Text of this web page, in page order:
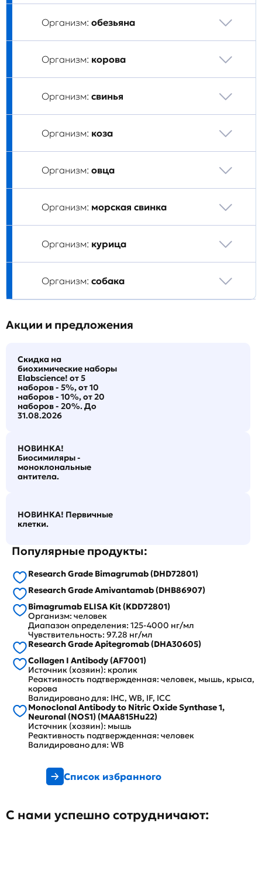
Организм: обезьяна
Организм: корова
Организм: свинья
Организм: коза
Организм: овца
Организм: морская свинка
Организм: курица
Организм: собака
Акции и предложения
Скидка на
биохимические наборы
Elabscience! от 5
наборов - 5%, от 10
наборов - 10%, от 20
наборов - 20%. До
31.08.2026
НОВИНКА!
Биосимиляры -
моноклональные
антитела.
НОВИНКА! Первичные
клетки.
Популярные продукты:
Research Grade Bimagrumab (DHD72801)
Research Grade Amivantamab (DHB86907)
Bimagrumab ELISA Kit (KDD72801)
Организм: человек
Диапазон определения: 125-4000 нг/мл
Чувствительность: 97.28 нг/мл
Research Grade Apitegromab (DHA30605)
Collagen I Antibody (AF7001)
Источник (хозяин): кролик
Реактивность подтвержденная: человек, мышь, крыса,
корова
Валидировано для: IHC, WB, IF, ICC
Monoclonal Antibody to Nitric Oxide Synthase 1,
Neuronal (NOS1) (MAA815Hu22)
Источник (хозяин): мышь
Реактивность подтвержденная: человек
Валидировано для: WB
Список избранного
С нами успешно сотрудничают: